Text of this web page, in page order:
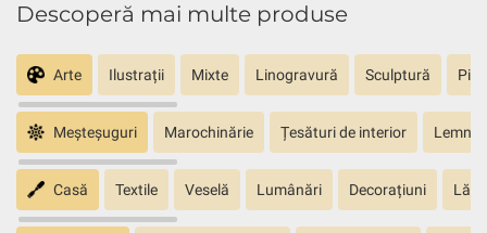
Descoperă mai multe produse
Arte Ilustrații Mixte Linogravură Sculptură
Meșteșuguri Marochinărie Țesături de interior Lemn
Casă Textile Veselă Lumânări Decorațiuni